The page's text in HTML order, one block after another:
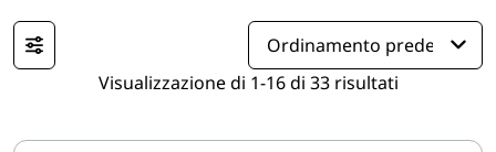
IMBALLAGGIO E CANCELLERIA
IGIENE E PULIZIA
Personalizzazione Monouso
Visualizzazione di 1-16 di 33 risultati